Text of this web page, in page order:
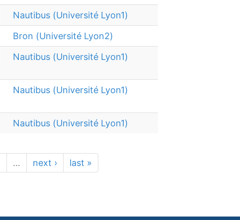
Nautibus (Université Lyon1)
Bron (Université Lyon2)
Nautibus (Université Lyon1)
Nautibus (Université Lyon1)
Nautibus (Université Lyon1)
… next › last »